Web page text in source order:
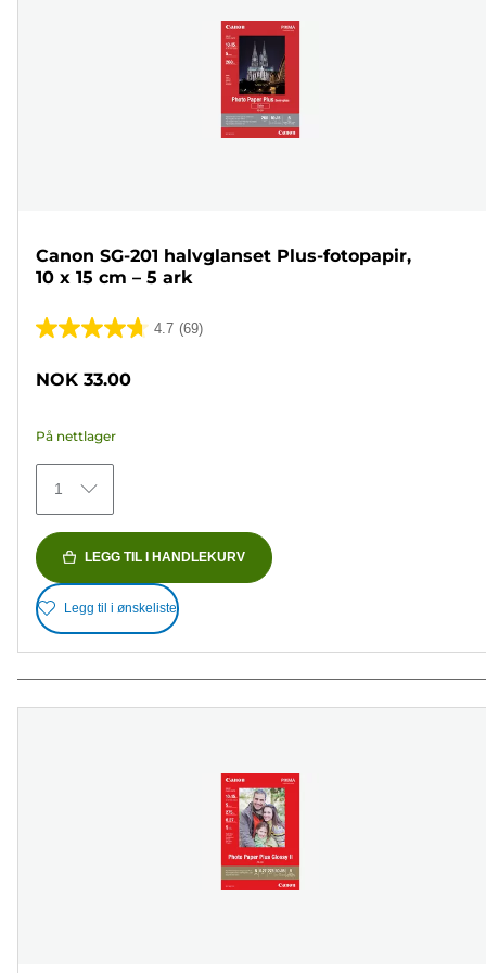
Canon SG-201 halvglanset Plus-fotopapir,
10 x 15 cm – 5 ark
4.7 (69)
4.7
5
69
omtaler
NOK 33.00
På nettlager
1
LEGG TIL I HANDLEKURV
Legg til i ønskeliste